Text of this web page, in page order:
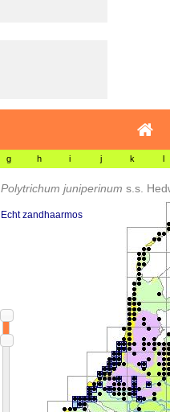
g h i j k l
Polytrichum juniperinum s.s.
Echt zandhaarmos